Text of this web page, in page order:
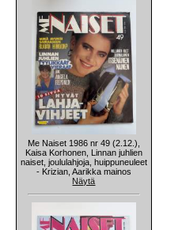
Me Naiset 1986 nr 49 (2.12.),
Kaisa Korhonen, Linnan juhlien
naiset, joululahjoja, huippuneuleet
- Krizian, Aarikka mainos
Näytä